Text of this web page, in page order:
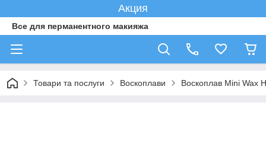
Акция
Все для перманентного макияжа
Товари та послуги Воскоплави Воскоплав Mini Wax